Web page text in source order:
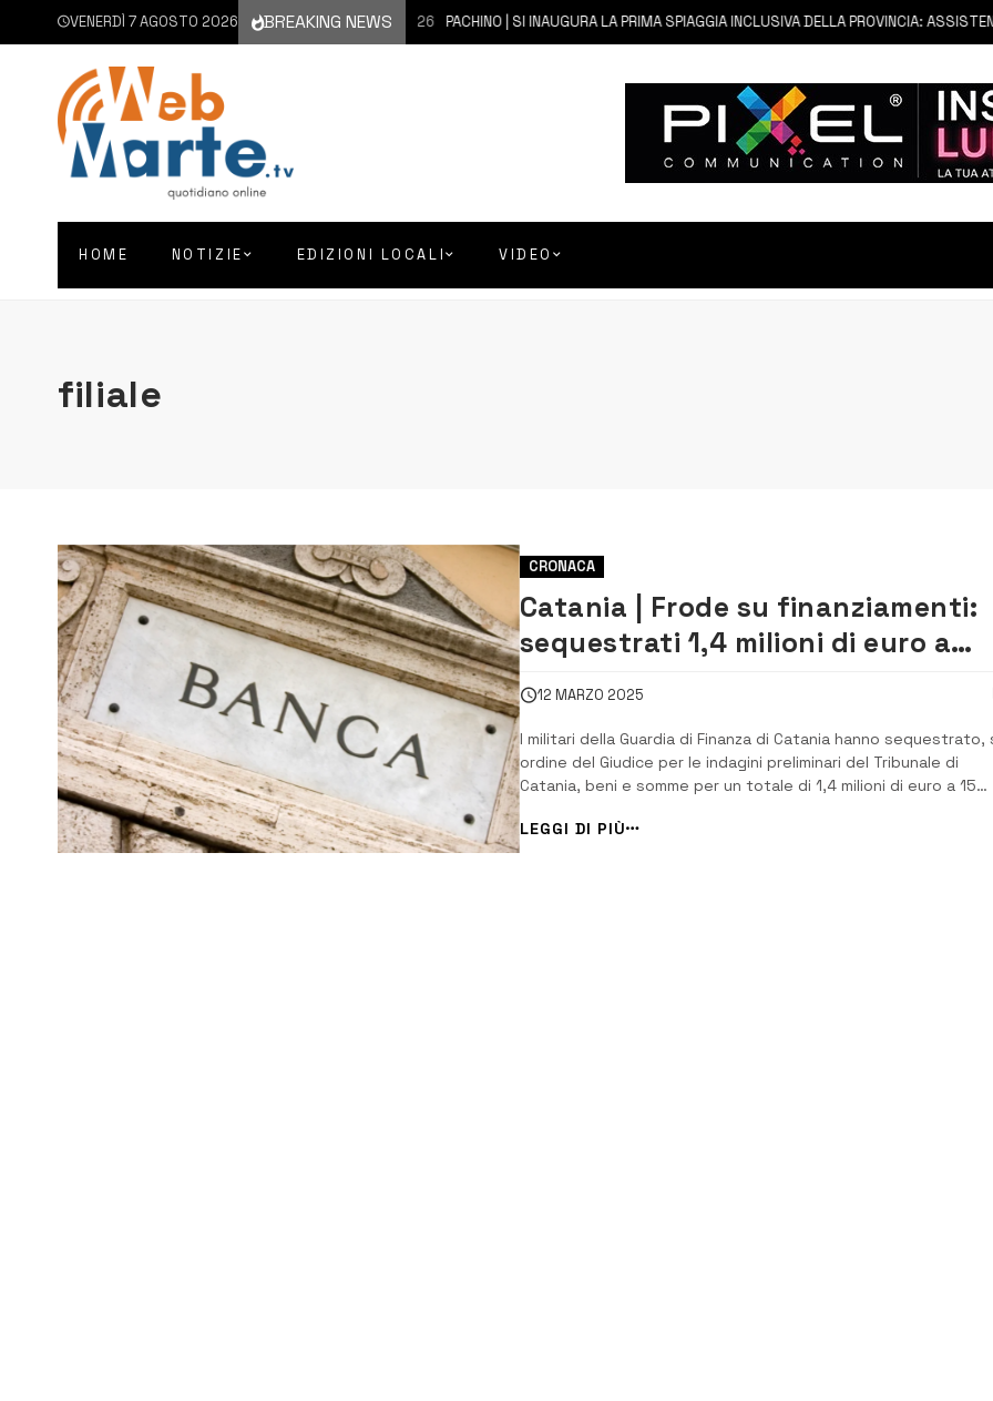
VENERDÌ 7 AGOSTO 2026 BREAKING NEWS
7 AGOSTO 2026 PACHINO | SI INAUGURA LA PRIMA SPIAGGIA INCLUSIVA DELLA PROVINCIA:
HOME NOTIZIE EDIZIONI LOCALI VIDEO
filiale
CRONACA
Catania | Frode su finanziamenti:
sequestrati 1,4 milioni di euro a
nota banca e 15 indagati
12 MARZO 2025
I militari della Guardia di Finanza di Catania hanno sequestrato,
ordine del Giudice per le indagini preliminari del Tribunale di
Catania, beni e somme per un totale di 1,4 milioni di euro a 15
persone indagate per una truffa ai danni di una nota banca
nazionale. Secondo le indagini, il piano fraudolento si articolava
[…]
LEGGI DI PIÙ